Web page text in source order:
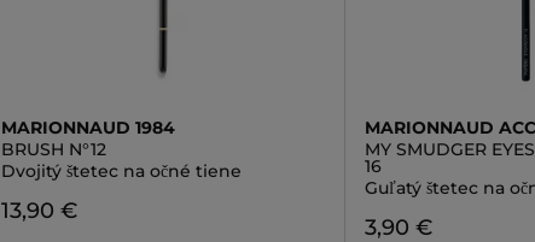
MARIONNAUD 1984
BRUSH N°12
Dvojitý štetec na očné tiene
13,90 €
MARIONNAUD
MY SMUDGER
16
Guľatý štetec na
3,90 €